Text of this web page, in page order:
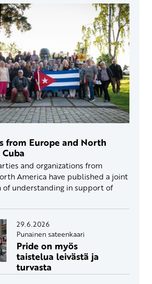
from Europe and North
and organizations from
America have published a joint
of understanding in support of
29.6.2026
Punainen sateenkaari
Pride on myös
taistelua leivästä ja
turvasta